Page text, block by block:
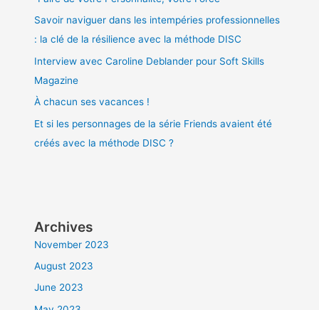
Savoir naviguer dans les intempéries professionnelles
: la clé de la résilience avec la méthode DISC
Interview avec Caroline Deblander pour Soft Skills
Magazine
À chacun ses vacances !
Et si les personnages de la série Friends avaient été
créés avec la méthode DISC ?
Archives
November 2023
August 2023
June 2023